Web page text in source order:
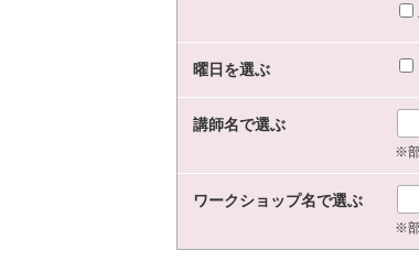
曜日を選ぶ
講師名で選ぶ
※
ワークショップ名で選ぶ
※